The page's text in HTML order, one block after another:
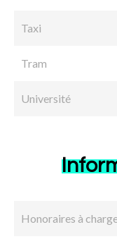
Taxi
Tram
Université
Honoraires à